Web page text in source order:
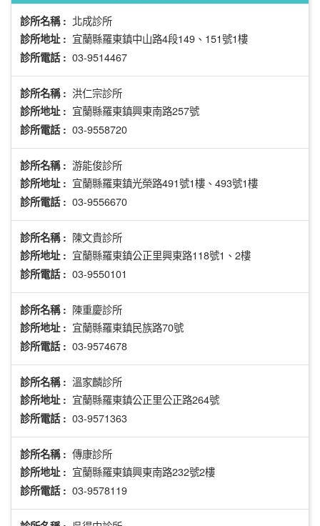
診所名稱 : 北成診所
診所地址 : 宜蘭縣羅東鎮中山路4段149、151號1樓
診所電話 : 03-9514467
診所名稱 : 洪仁宗診所
診所地址 : 宜蘭縣羅東鎮興東南路257號
診所電話 : 03-9558720
診所名稱 : 游能俊診所
診所地址 : 宜蘭縣羅東鎮光榮路491號1樓、493號1樓
診所電話 : 03-9556670
診所名稱 : 陳文貴診所
診所地址 : 宜蘭縣羅東鎮公正里興東路118號1、2樓
診所電話 : 03-9550101
診所名稱 : 陳重慶診所
診所地址 : 宜蘭縣羅東鎮民族路70號
診所電話 : 03-9574678
診所名稱 : 溫家麟診所
診所地址 : 宜蘭縣羅東鎮公正里公正路264號
診所電話 : 03-9571363
診所名稱 : 傳康診所
診所地址 : 宜蘭縣羅東鎮興東南路232號2樓
診所電話 : 03-9578119